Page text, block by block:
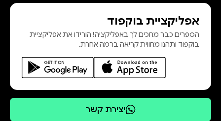
מתחוור לו שזו אולי המשימה המסוכנת
ביותר שלקח על עצמו מעולם. כישלון
הוא לא אופציה, כי במשחק מסוג זה,
למפסיד עדיף למות. לי צ'יילד (שם
העט של ג'ים גרנט) הוא מסופרי המתח
המובילים בעולם. מדי תשע שניות
נמכר בעולם אחד מספריו מעלילות ג'ק
אפליקציית בוקפוד
הספרים כבר מחכים לך באפליקציה! הורידו את אפליקציית
בוקפוד ותהנו מחווית קריאה ברמה אחרת.
יצירת קשר